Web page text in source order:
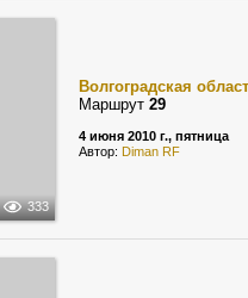
333
Волгоградская
Маршрут 29
4 июня 2010 г., пятница
Автор: Diman RF